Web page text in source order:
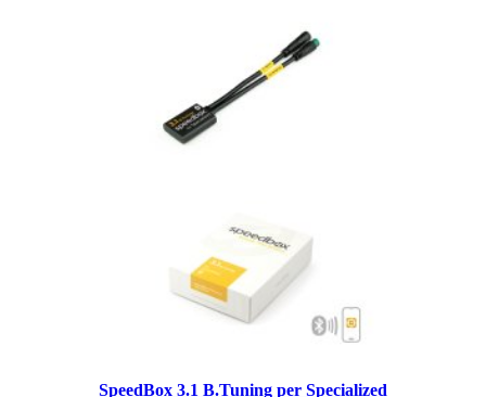
SpeedBox 3.1 B.Tuning per Specialized